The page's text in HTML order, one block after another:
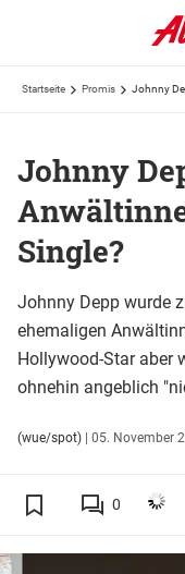
Startseite Promis Johnny
Johnny
Single?
Johnny Depp wurde
ehemaligen
Hollywood-Star aber
ohnehin angeblich
(wue/spot) | 05. November
0